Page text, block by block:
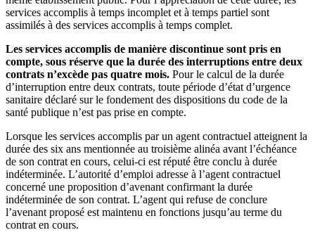
services accomplis à temps incomplet et à temps partiel sont
assimilés à des services accomplis à temps complet.
Les services accomplis de manière discontinue sont pris en
compte, sous réserve que la durée des interruptions entre deux
contrats n’excède pas quatre mois. Pour le calcul de la durée
d’interruption entre deux contrats, toute période d’état d’urgence
sanitaire déclaré sur le fondement des dispositions du code de la
santé publique n’est pas prise en compte.
Lorsque les services accomplis par un agent contractuel atteignent la
durée des six ans mentionnée au troisième alinéa avant l’échéance
de son contrat en cours, celui-ci est réputé être conclu à durée
indéterminée. L’autorité d’emploi adresse à l’agent contractuel
concerné une proposition d’avenant confirmant la durée
indéterminée de son contrat. L’agent qui refuse de conclure
l’avenant proposé est maintenu en fonctions jusqu’au terme du
contrat en cours.